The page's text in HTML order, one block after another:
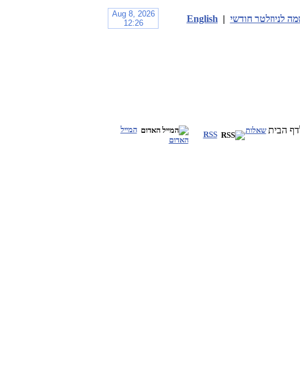
לניוזלטר חודשי |
English
שאלות
RSS
המייל
האדום